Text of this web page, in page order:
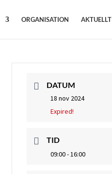
ORGANISATION AKTUELLT
DATUM
18 nov 2024
Expired!
TID
09:00 - 16:00